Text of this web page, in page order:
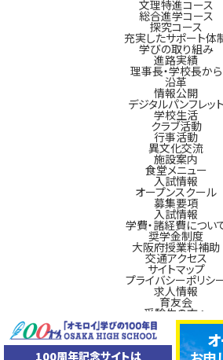
文理特進コース
総合進学コース
探究コース
充実したサポート体
学びの取り組み
進路実績
理事長・学校長から
沿革
情報公開
デジタルパンフレット
学校生活
クラブ活動
行事活動
異文化交流
施設案内
食堂メニュー
入試情報
オープンスクール
募集要項
入試情報
学費・諸経費につい
奨学金制度
大阪府授業料補助
交通アクセス
サイトマップ
プライバシーポリシ
求人情報
育友会
受験生の方へ
新入生の方へ
在校生の方へ
卒業生の方へ
100周年記念サイトは